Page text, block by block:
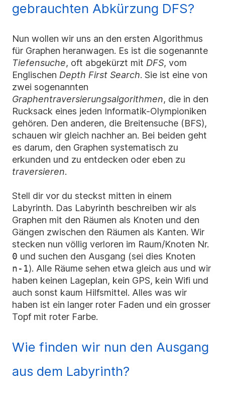
gebrauchten Abkürzung DFS?
Nun wollen wir uns an den ersten Algorithmus
für Graphen heranwagen. Es ist die sogenannte
Tiefensuche, oft abgekürzt mit DFS, vom
Englischen Depth First Search. Sie ist eine von
zwei sogenannten
Graphentraversierungsalgorithmen, die in den
Rucksack eines jeden Informatik-Olympioniken
gehören. Den anderen, die Breitensuche (BFS),
schauen wir gleich nachher an. Bei beiden geht
es darum, den Graphen systematisch zu
erkunden und zu entdecken oder eben zu
traversieren.
Stell dir vor du steckst mitten in einem
Labyrinth. Das Labyrinth beschreiben wir als
Graphen mit den Räumen als Knoten und den
Gängen zwischen den Räumen als Kanten. Wir
stecken nun völlig verloren im Raum/Knoten Nr.
0 und suchen den Ausgang (sei dies Knoten
n-1). Alle Räume sehen etwa gleich aus und wir
haben keinen Lageplan, kein GPS, kein Wifi und
auch sonst kaum Hilfsmittel. Alles was wir
haben ist ein langer roter Faden und ein grosser
Topf mit roter Farbe.
Wie finden wir nun den Ausgang
aus dem Labyrinth?